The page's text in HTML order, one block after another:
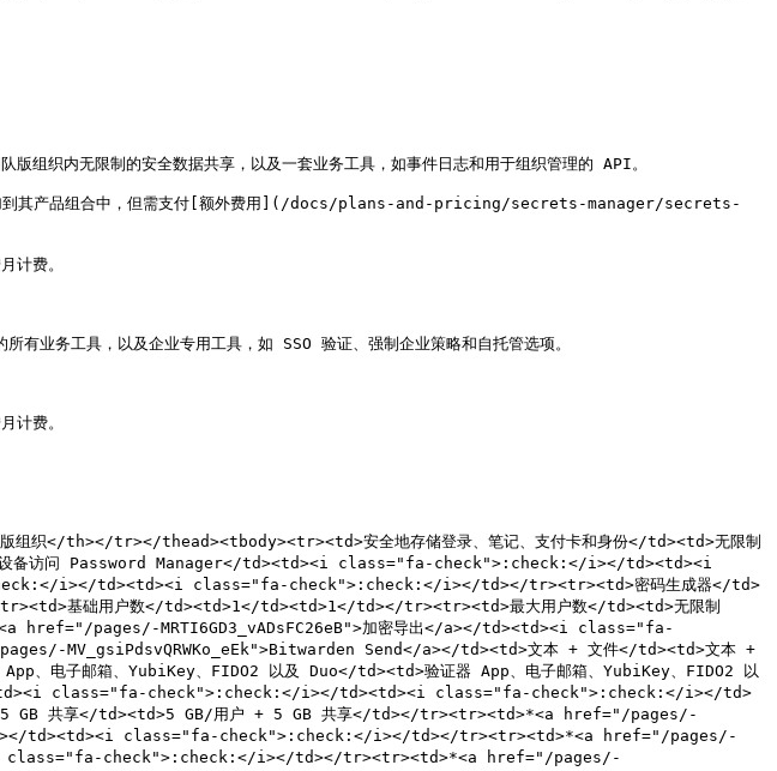
组织内无限制的安全数据共享，以及一套业务工具，如事件日志和用于组织管理的 API。
产品组合中，但需支付[额外费用](/docs/plans-and-pricing/secrets-manager/secrets-
计费。
有业务工具，以及企业专用工具，如 SSO 验证、强制企业策略和自托管选项。
计费。
</th></tr></thead><tbody><tr><td>安全地存储登录、笔记、支付卡和身份</td><td>无限制
备访问 Password Manager</td><td><i class="fa-check">:check:</i></td><td><i
i></td><td><i class="fa-check">:check:</i></td></tr><tr><td>密码生成器</td>
础用户数</td><td>1</td><td>1</td></tr><tr><td>最大用户数</td><td>无限制
pages/-MRTI6GD3_vADsFC26eB">加密导出</a></td><td><i class="fa-
Send</a></td><td>文本 + 文件</td><td>文本 +
子邮箱、YubiKey、FIDO2 以及 Duo</td><td>验证器 App、电子邮箱、YubiKey、FIDO2 以
class="fa-check">:check:</i></td><td><i class="fa-check">:check:</i></td>
GB 共享</td><td>5 GB/用户 + 5 GB 共享</td></tr><tr><td>*<a href="/pages/-
i></td><td><i class="fa-check">:check:</i></td></tr><tr><td>*<a href="/pages/-
class="fa-check">:check:</i></td></tr><tr><td>*<a href="/pages/-